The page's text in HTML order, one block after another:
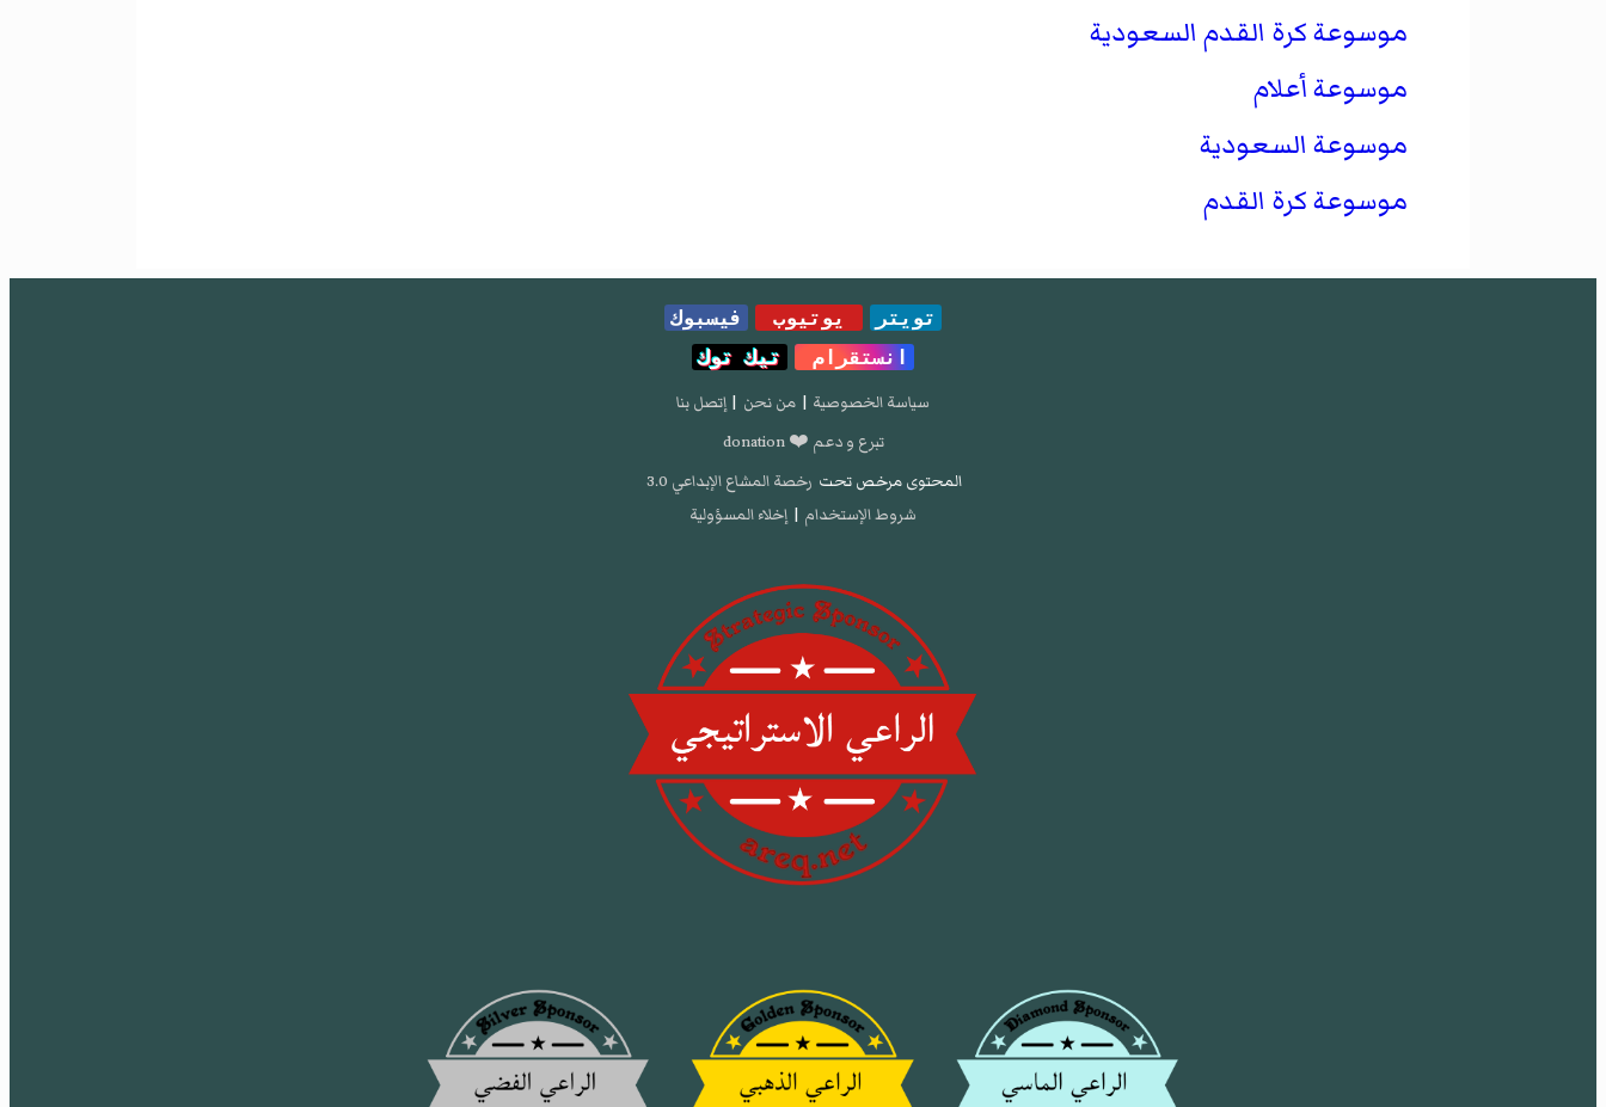
موسوعة كرة القدم السعودية
موسوعة أعلام
موسوعة السعودية
موسوعة كرة القدم
تويتر يوتيوب
فيسبوك
انستقرام
تيك توك
سياسة الخصوصية | من نحن | إتصل بنا
تبرع و دعم ❤️ donation
المحتوى مرخص تحت رخصة المشاع الإبداعي 3.0
شروط الإستخدام | إخلاء المسؤولية